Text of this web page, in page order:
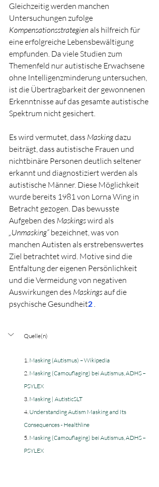
Gleichzeitig werden manchen
Untersuchungen zufolge
Kompensationsstrategien als hilfreich für
eine erfolgreiche Lebensbewältigung
empfunden. Da viele Studien zum
Themenfeld nur autistische Erwachsene
ohne Intelligenzminderung untersuchen,
ist die Übertragbarkeit der gewonnenen
Erkenntnisse auf das gesamte autistische
Spektrum nicht gesichert.
Es wird vermutet, dass Masking dazu
beiträgt, dass autistische Frauen und
nichtbinäre Personen deutlich seltener
erkannt und diagnostiziert werden als
autistische Männer. Diese Möglichkeit
wurde bereits 1981 von Lorna Wing in
Betracht gezogen. Das bewusste
Aufgeben des Maskings wird als
„Unmasking“ bezeichnet, was von
manchen Autisten als erstrebenswertes
Ziel betrachtet wird. Motive sind die
Entfaltung der eigenen Persönlichkeit
und die Vermeidung von negativen
Auswirkungen des Maskings auf die
psychische Gesundheit2
Quelle(n)
1. Masking (Autismus) – Wikipedia
2. Masking (Camouflaging) bei Autismus, ADHS –
PSYLEX
3. Masking | AutisticSLT
4. Understanding Autism Masking and Its
Consequences - Healthline
5. Masking (Camouflaging) bei Autismus, ADHS –
PSYLEX